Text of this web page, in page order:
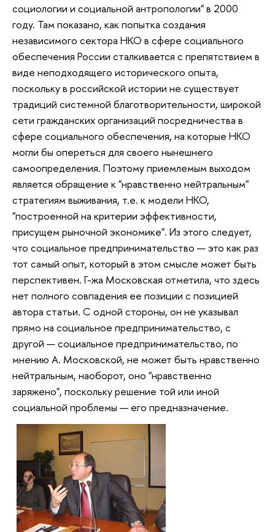
социологии и социальной антропологии" в 2000
году. Там показано, как попытка создания
независимого сектора НКО в сфере социального
обеспечения России сталкивается с препятствием в
виде неподходящего исторического опыта,
поскольку в российской истории не существует
традиций системной благотворительности, широкой
сети гражданских организаций посредничества в
сфере социального обеспечения, на которые НКО
могли бы опереться для своего нынешнего
самоопределения. Поэтому приемлемым выходом
является обращение к "нравственно нейтральным"
стратегиям выживания, т.е. к модели НКО,
"построенной на критерии эффективности,
присущем рыночной экономике". Из этого следует,
что социальное предпринимательство — это как раз
тот самый опыт, который в этом смысле может быть
перспективен. Г-жа Московская отметила, что здесь
нет полного совпадения ее позиции с позицией
автора статьи. С одной стороны, он не указывал
прямо на социальное предпринимательство, с
другой — социальное предпринимательство, по
мнению А. Московской, не может быть нравственно
нейтральным, наоборот, оно "нравственно
заряжено", поскольку решение той или иной
социальной проблемы — его предназначение.